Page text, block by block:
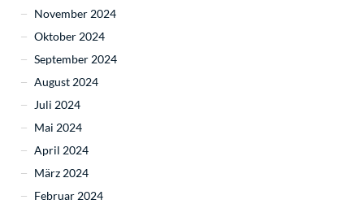
November 2024
Oktober 2024
September 2024
August 2024
Juli 2024
Mai 2024
April 2024
März 2024
Februar 2024